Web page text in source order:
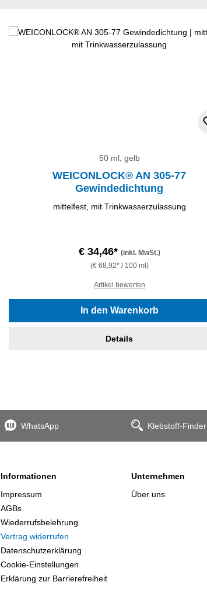
50 ml, gelb
WEICONLOCK® AN 305-77
Gewindedichtung
mittelfest, mit Trinkwasserzulassung
€ 34,46* (inkl. MwSt.)
(€ 68,92* / 100 ml)
Artikel bewerten
In den Warenkorb
Details
WhatsApp Klebstoff-Finder
Informationen
Impressum
AGBs
Wiederrufsbelehrung
Vertrag widerrufen
Datenschutzerklärung
Cookie-Einstellungen
Erklärung zur Barrierefreiheit
Unternehmen
Über uns